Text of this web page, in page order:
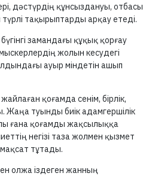
дәстүрдің құнсыздануы, отбасы
тақырыптарды арқау етеді.
замандағы құқық қорғау
жолын кесудегі
ауыр міндетін ашып
қоғамда сенім, бірлік,
туынды биік адамгершілік
ғана қоғамды жақсылыққа
негізі таза жолмен қызмет
тұтады.
олжа іздеген жанның